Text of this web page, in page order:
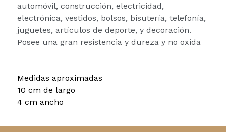
automóvil, construcción, electricidad,
electrónica, vestidos, bolsos, bisutería, telefonía,
juguetes, artículos de deporte, y decoración.
Posee una gran resistencia y dureza y no oxida
Medidas aproximadas
10 cm de largo
4 cm ancho